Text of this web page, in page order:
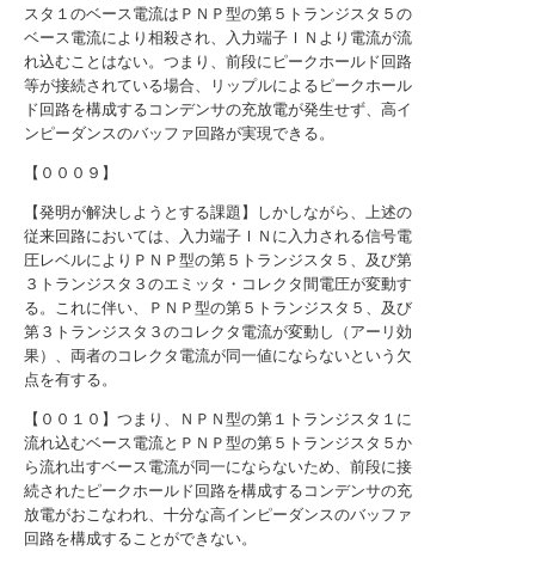
スタ１のベース電流はＰＮＰ型の第５トランジスタ５の
ベース電流により相殺され、入力端子ＩＮより電流が流
れ込むことはない。つまり、前段にピークホールド回路
等が接続されている場合、リップルによるピークホール
ド回路を構成するコンデンサの充放電が発生せず、高イ
ンピーダンスのバッファ回路が実現できる。
【０００９】
【発明が解決しようとする課題】しかしながら、上述の
従来回路においては、入力端子ＩＮに入力される信号電
圧レベルによりＰＮＰ型の第５トランジスタ５、及び第
３トランジスタ３のエミッタ・コレクタ間電圧が変動す
る。これに伴い、ＰＮＰ型の第５トランジスタ５、及び
第３トランジスタ３のコレクタ電流が変動し（アーリ効
果）、両者のコレクタ電流が同一値にならないという欠
点を有する。
【００１０】つまり、ＮＰＮ型の第１トランジスタ１に
流れ込むベース電流とＰＮＰ型の第５トランジスタ５か
ら流れ出すベース電流が同一にならないため、前段に接
続されたピークホールド回路を構成するコンデンサの充
放電がおこなわれ、十分な高インピーダンスのバッファ
回路を構成することができない。